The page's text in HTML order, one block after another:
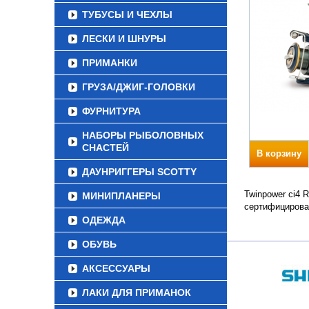
ТУБУСЫ И ЧЕХЛЫ
ЛЕСКИ И ШНУРЫ
ПРИМАНКИ
ГРУЗА/ДЖИГ-ГОЛОВКИ
ФУРНИТУРА
НАБОРЫ РЫБОЛОВНЫХ
СНАСТЕЙ
ДАУНРИГГЕРЫ SCOTTY
МИНИПЛАНЕРЫ
ОДЕЖДА
ОБУВЬ
АКСЕССУАРЫ
ЛАКИ ДЛЯ ПРИМАНОК
В корзину
Twinpower ci4